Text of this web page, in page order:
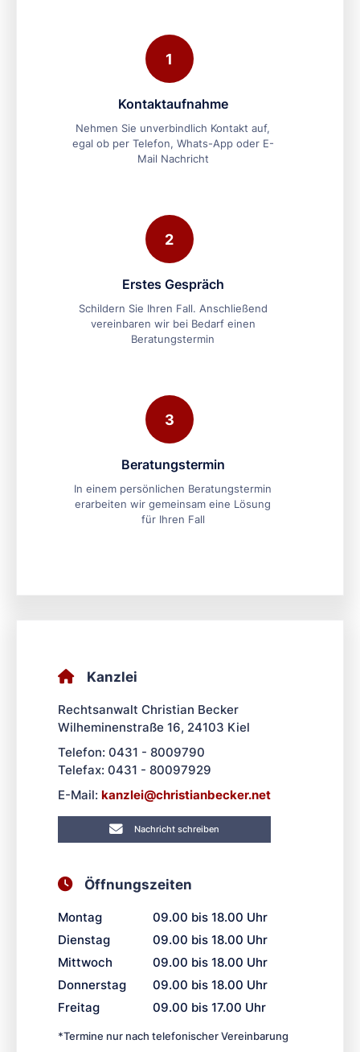
1
Kontaktaufnahme
Nehmen Sie unverbindlich Kontakt auf,
egal ob per Telefon, Whats-App oder E-
Mail Nachricht
2
Erstes Gespräch
Schildern Sie Ihren Fall. Anschließend
vereinbaren wir bei Bedarf einen
Beratungstermin
3
Beratungstermin
In einem persönlichen Beratungstermin
erarbeiten wir gemeinsam eine Lösung
für Ihren Fall
Kanzlei
Rechtsanwalt Christian Becker
Wilheminenstraße 16, 24103 Kiel
Telefon: 0431 - 8009790
Telefax: 0431 - 80097929
E-Mail: kanzlei@christianbecker.net
Nachricht schreiben
Öffnungszeiten
Montag
09.00 bis 18.00 Uhr
Dienstag
09.00 bis 18.00 Uhr
Mittwoch
09.00 bis 18.00 Uhr
Donnerstag
09.00 bis 18.00 Uhr
Freitag
09.00 bis 17.00 Uhr
*Termine nur nach telefonischer Vereinbarung